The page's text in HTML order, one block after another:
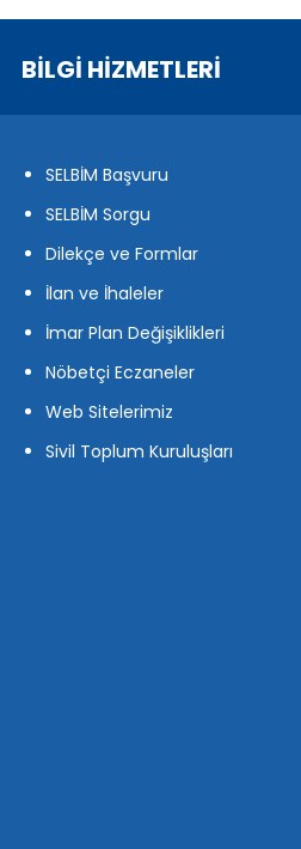
BİLGİ HİZMETLERİ
SELBİM Başvuru
SELBİM Sorgu
Dilekçe ve Formlar
İlan ve İhaleler
İmar Plan Değişiklikleri
Nöbetçi Eczaneler
Web Sitelerimiz
Sivil Toplum Kuruluşları